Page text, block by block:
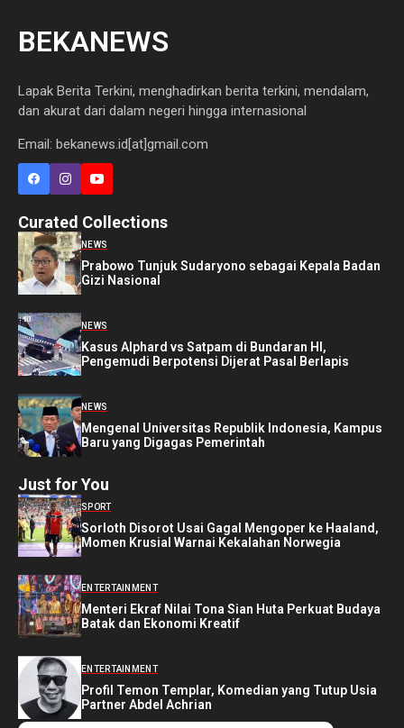
BEKANEWS
Lapak Berita Terkini, menghadirkan berita terkini, mendalam,
dan akurat dari dalam negeri hingga internasional
Email: bekanews.id[at]gmail.com
Curated Collections
NEWS
Prabowo Tunjuk Sudaryono sebagai Kepala Badan
Gizi Nasional
NEWS
Kasus Alphard vs Satpam di Bundaran HI,
Pengemudi Berpotensi Dijerat Pasal Berlapis
NEWS
Mengenal Universitas Republik Indonesia, Kampus
Baru yang Digagas Pemerintah
Just for You
SPORT
Sorloth Disorot Usai Gagal Mengoper ke Haaland,
Momen Krusial Warnai Kekalahan Norwegia
ENTERTAINMENT
Menteri Ekraf Nilai Tona Sian Huta Perkuat Budaya
Batak dan Ekonomi Kreatif
ENTERTAINMENT
Profil Temon Templar, Komedian yang Tutup Usia
Partner Abdel Achrian